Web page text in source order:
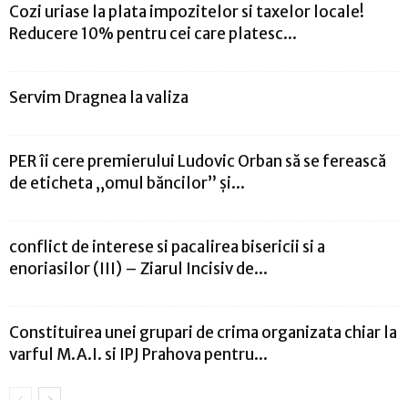
Cozi uriase la plata impozitelor si taxelor locale!
Reducere 10% pentru cei care platesc...
Servim Dragnea la valiza
PER îi cere premierului Ludovic Orban să se ferească
de eticheta „omul băncilor” şi...
conflict de interese si pacalirea bisericii si a
enoriasilor (III) – Ziarul Incisiv de...
Constituirea unei grupari de crima organizata chiar la
varful M.A.I. si IPJ Prahova pentru...